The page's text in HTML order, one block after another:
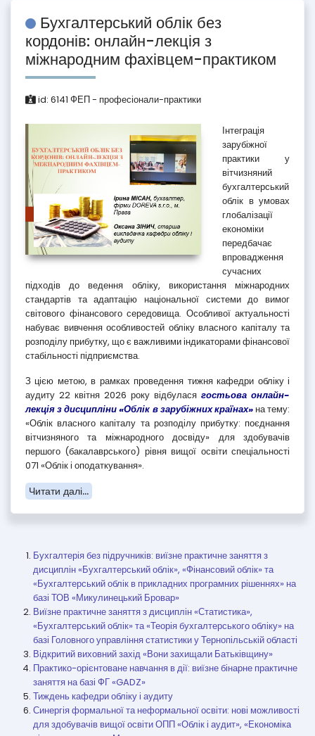
Бухгалтерський облік без
кордонів: онлайн-лекція з
міжнародним фахівцем-практиком
id: 6141 ФЕП - професіонали-практики
Інтеграція
зарубіжної
практики у
вітчизняний
бухгалтерський
облік в умовах
глобалізації
економіки
передбачає
впровадження
сучасних
підходів до ведення обліку, використання міжнародних
стандартів та адаптацію національної системи до вимог
світового фінансового середовища. Особливої актуальності
набуває вивчення особливостей обліку власного капіталу та
розподілу прибутку, що є важливими індикаторами фінансової
стабільності підприємства.
З цією метою, в рамках проведення тижня кафедри обліку і
аудиту 22 квітня 2026 року відбулася гостьова онлайн-
лекція з дисципліни «Облік в зарубіжних країнах»на тему:
«Облік власного капіталу та розподілу прибутку: поєднання
вітчизняного та міжнародного досвіду» для здобувачів
першого (бакалаврського) рівня вищої освіти спеціальності
071 «Облік і оподаткування».
Читати далі...
Бухгалтерія без підручників: виїзне практичне заняття з
дисциплін «Бухгалтерський облік», «Фінансовий облік» та
«Бухгалтерський облік в прикладних програмних рішеннях» на
базі ТОВ «Микулинецький Бровар»
Виїзне практичне заняття з дисциплін «Статистика»,
«Бухгалтерський облік» та «Теорія бухгалтерського обліку» на
базі Головного управління статистики у Тернопільській області
Відкритий виховний захід «Вони захищали Батьківщину»
Практико-орієнтоване навчання в дії: виїзне бінарне практичне
заняття на базі ФГ «GADZ»
Тиждень кафедри обліку і аудиту
Синергія формальної та неформальної освіти: нові можливості
для здобувачів вищої освіти ОПП «Облік і аудит», «Економіка